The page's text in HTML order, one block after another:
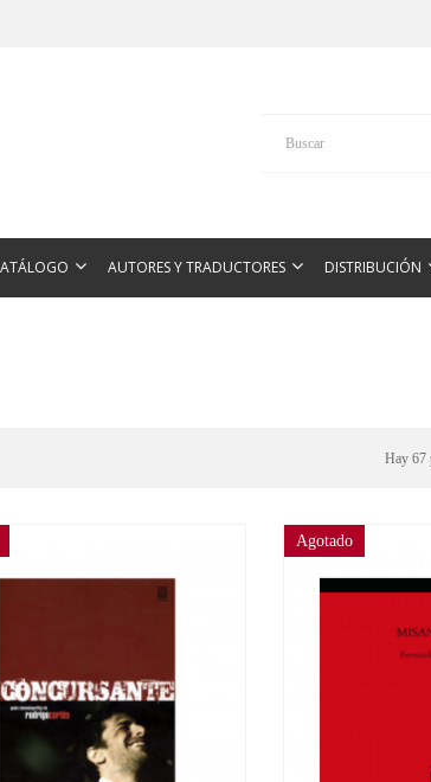
AUTORES Y TRADUCTORES DISTRIBUCIÓN
Hay 67
Agotado